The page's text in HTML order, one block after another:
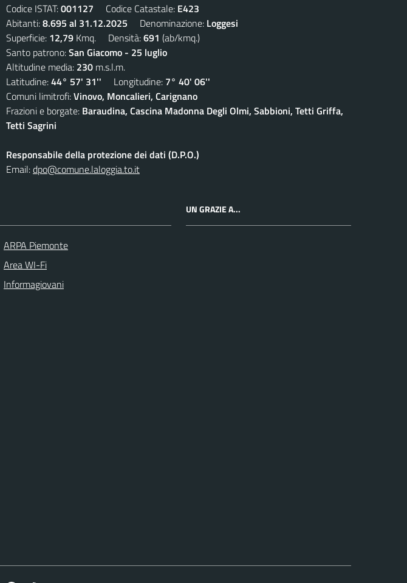
Codice ISTAT:001127 Codice Catastale: E423
Abitanti:8.695 al 31.12.2025 Denominazione: Loggesi
Superficie: 12,79 Kmq. Densità:691 (ab/kmq.)
Santo patrono:San Giacomo - 25 luglio
Altitudine media: 230 m.s.l.m.
Latitudine:44° 57' 31'' Longitudine: 7° 40' 06''
Comuni limitrofi:Vinovo, Moncalieri, Carignano
Frazioni e borgate: Baraudina, Cascina Madonna Degli Olmi, Sabbioni, Tetti Griffa,
Tetti Sagrini
Responsabile della protezione dei dati (D.P.O.)
Email:dpo@comune.laloggia.to.it
ARPA Piemonte
Area WI-Fi
Informagiovani
UN GRAZIE A...